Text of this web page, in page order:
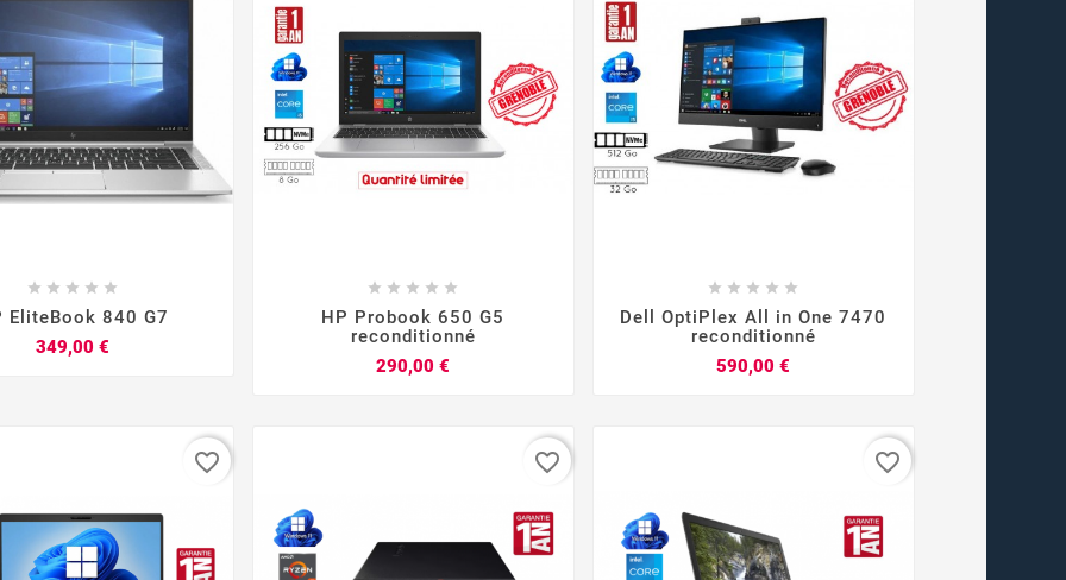
 
    
EliteBook 840 G7
349,00 €
 
    
HP Probook 650 G5
reconditionné
290,00 €
 
    
Dell OptiPlex All in One 7470
reconditionné
590,00 €
favorite_border favorite_border favorite_border